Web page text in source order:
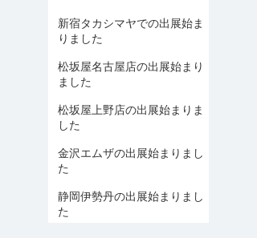
新宿タカシマヤでの出展始ま
りました
松坂屋名古屋店の出展始まり
ました
松坂屋上野店の出展始まりま
した
金沢エムザの出展始まりまし
た
静岡伊勢丹の出展始まりまし
た